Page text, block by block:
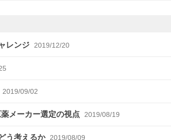
レンジ 2019/12/20
2019/09/02
メーカー選定の視点 2019/08/19
う考えるか 2019/08/09